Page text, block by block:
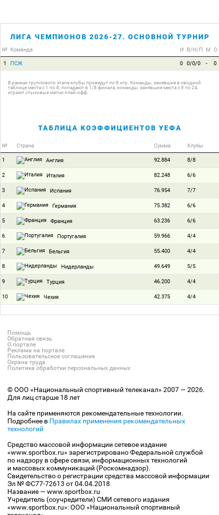
ЛИГА ЧЕМПИОНОВ 2026-27. ОСНОВНОЙ ТУРНИР
№ Команда И В/Н/П М О
1 ПСЖ 0 0/0/0 - 0
В рамках группового этапа клубы проведут по 8 игр. Команды, занявшие в сводной
таблице места с 1 по 8, попадают в 1/8 финала, команды, занявшие места с 9 по 24,
играют стыковые матчи плей-офф.
ТАБЛИЦА КОЭФФИЦИЕНТОВ УЕФА
№ Страна Сумма Клубы
1 Англия 92.884 8/8
2 Италия 82.248 6/6
3 Испания 76.954 7/7
4 Германия 75.382 6/6
5 Франция 63.236 6/6
6 Португалия 59.966 4/4
7 Бельгия 55.400 4/4
8 Нидерланды 49.649 5/5
9 Турция 46.200 4/4
10 Чехия 42.375 4/4
Помощь
Обратная связь
О портале
Реклама на портале
Пользовательское соглашение
Охрана труда
Политика обработки персональных данных
© ООО «Национальный спортивный телеканал» 2007 — 2026.
Для лиц старше 18 лет
На сайте применяются рекомендательные технологии.
Подробнее в Правилах применения рекомендательных
технологий
Средство массовой информации сетевое издание
«www.sportbox.ru» зарегистрировано Федеральной службой
по надзору в сфере связи, информационных технологий
и массовых коммуникаций (Роскомнадзор).
Свидетельство о регистрации средства массовой информации
Эл № ФС77-72613 от 04.04.2018
Название — www.sportbox.ru
Учредитель (соучредители) СМИ сетевого издания
«www.sportbox.ru»: ООО «Национальный спортивный